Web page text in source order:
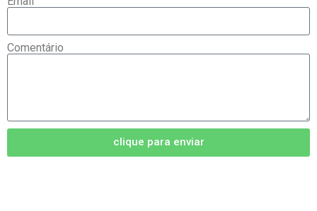
Comentário
clique para enviar